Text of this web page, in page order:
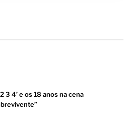
3 4’ e os 18 anos na cena